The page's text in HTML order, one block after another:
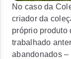
No caso da
criador da
próprio produto
trabalhado
abandonados